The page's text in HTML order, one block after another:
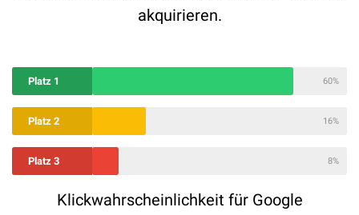
akquirieren.
Platz 1 60%
Platz 2 16%
Platz 3 8%
Klickwahrscheinlichkeit für Google